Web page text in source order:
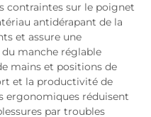
contraintes sur le poignet
antidérapant de la
et assure une
manche réglable
mains et positions de
et la productivité de
ergonomiques réduisent
par troubles